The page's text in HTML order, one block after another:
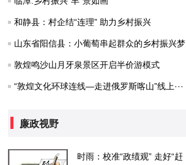
和静县：村企结“连理” 助力乡村振兴
山东省阳信县：小葡萄串起群众的乡村振兴梦
敦煌鸣沙山月牙泉景区开启半价游模式
“敦煌文化环球连线—走进俄罗斯喀山”线上···
廉政视野
时雨：校准“政绩观” 走好“赶